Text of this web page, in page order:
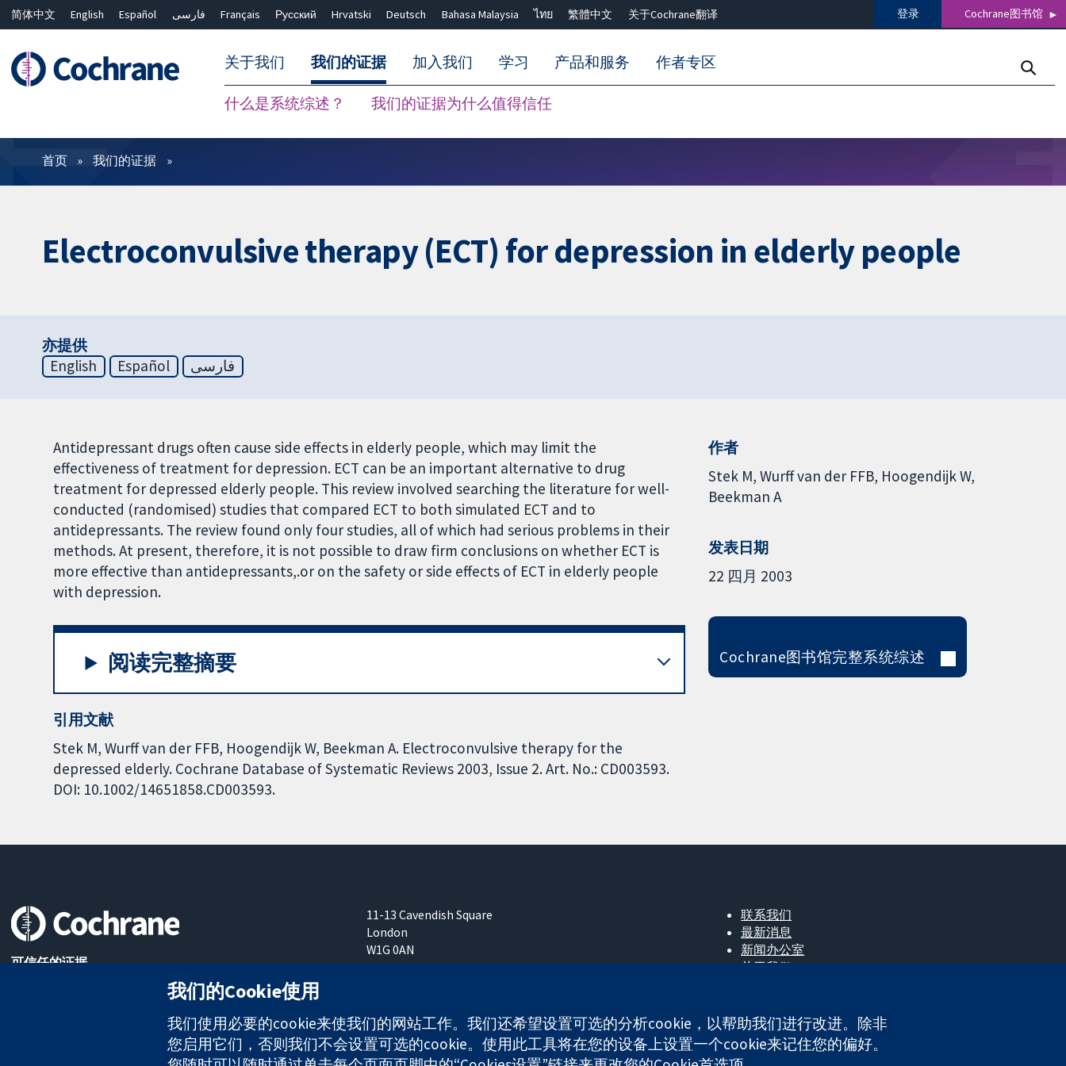
简体中文 English Español فارسی Français Русский Hrvatski Deutsch Bahasa Malaysia ไทย 繁體中文 关于Cochrane翻译 登录 Cochrane图书馆
关于我们 我们的证据
什么是系统综述？ 我们的证据为什么值得信任
加入我们 学习 产品和服务 作者专区
过滤
首页 我们的证据
Electroconvulsive therapy (ECT) for depression in elderly people
亦提供
English
Español فارسی
Antidepressant drugs often cause side effects in elderly people, which may limit the
effectiveness of treatment for depression. ECT can be an important alternative to drug
treatment for depressed elderly people. This review involved searching the literature for well-
conducted (randomised) studies that compared ECT to both simulated ECT and to
antidepressants. The review found only four studies, all of which had serious problems in their
methods. At present, therefore, it is not possible to draw firm conclusions on whether ECT is
more effective than antidepressants,.or on the safety or side effects of ECT in elderly people
with depression.
阅读完整摘要
引用文献
Stek M, Wurff van der FFB, Hoogendijk W, Beekman A. Electroconvulsive therapy for the
depressed elderly. Cochrane Database of Systematic Reviews 2003, Issue 2. Art. No.: CD003593.
DOI: 10.1002/14651858.CD003593.
作者
Stek M Wurff van der FFB Hoogendijk W
Beekman A
发表日期
22 四月 2003
Cochrane图书馆完整系统综述
可信任的证据
11-13 Cavendish Square
London
W1G 0AN
United Kingdom
联系我们
最新消息
新闻办公室
关于我们
The Cochrane Collaboration is a charity (no. 1045921) and a company limited by guarantee (no. 03044323) registered in England & Wales. VAT registration number GB 718 2127 49.
我们的Cookie使用
我们使用必要的cookie来使我们的网站工作。我们还希望设置可选的分析cookie，以帮助我们进行改进。除非
您启用它们，否则我们不会设置可选的cookie。使用此工具将在您的设备上设置一个cookie来记住您的偏好。